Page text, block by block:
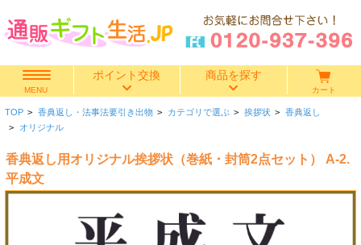
MENU
ポイント交換 商品を探す
快気祝い
香典返し
カート
TOP > 香典返し・法事法要引き出物 > カテゴリで選ぶ > 挨拶状 > 香典返し
> オリジナル
香典返し用オリジナル挨拶状（巻紙・封筒2点セット） A-2.
平成文